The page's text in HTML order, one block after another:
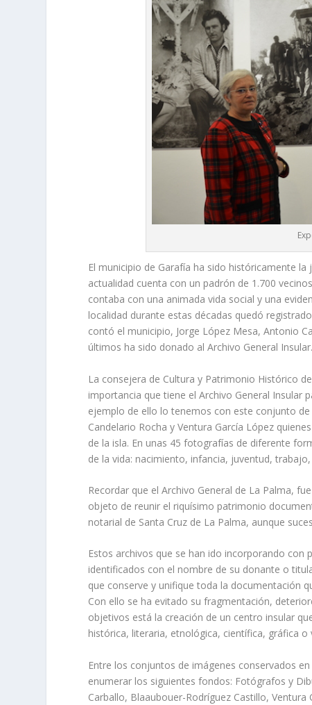
El municipio de Garafía ha sido históricamente
actualidad cuenta con un padrón de 1.700
contaba con una animada vida social y una
localidad durante estas décadas quedó
contó el municipio, Jorge López Mesa, Antonio
últimos ha sido donado al Archivo General Insular.
La consejera de Cultura y Patrimonio Histórico
importancia que tiene el Archivo General Insular
ejemplo de ello lo tenemos con este conjunto
Candelario Rocha y Ventura García López
de la isla. En unas 45 fotografías de diferente
de la vida: nacimiento, infancia, juventud,
Recordar que el Archivo General de La Palma,
objeto de reunir el riquísimo patrimonio
notarial de Santa Cruz de La Palma, aunque
Estos archivos que se han ido incorporando
identificados con el nombre de su donante o
que conserve y unifique toda la documentación
Con ello se ha evitado su fragmentación,
objetivos está la creación de un centro insular
histórica, literaria, etnológica, científica, gráfica o
Entre los conjuntos de imágenes conservados
enumerar los siguientes fondos: Fotógrafos y
Carballo, Blaaubouer-Rodríguez Castillo,